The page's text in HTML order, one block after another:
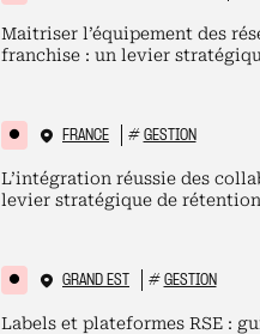
Maitriser l’équipement des
franchise : un levier
FRANCE # GESTION
L’intégration réussie des
levier stratégique de rétention
GRAND EST # GESTION
Labels et plateformes RSE :